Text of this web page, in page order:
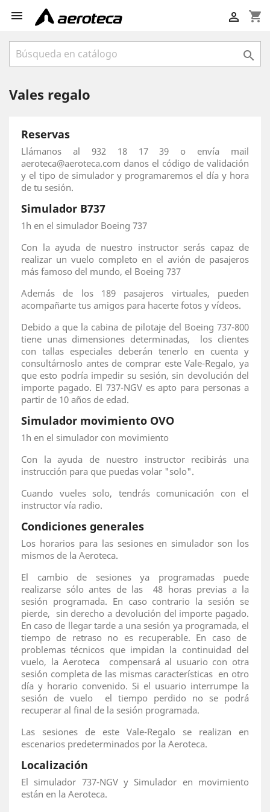
 shopping_cart


Vales regalo
Reservas
Llámanos al 932 18 17 39 o envía mail
aeroteca@aeroteca.com danos el código de validación
y el tipo de simulador y programaremos el día y hora
de tu sesión.
Simulador B737
1h en el simulador Boeing 737
Con la ayuda de nuestro instructor serás capaz de
realizar un vuelo completo en el avión de pasajeros
más famoso del mundo, el Boeing 737
Además de los 189 pasajeros virtuales, pueden
acompañarte tus amigos para hacerte fotos y vídeos.
Debido a que la cabina de pilotaje del Boeing 737-800
tiene unas dimensiones determinadas, los clientes
con tallas especiales deberán tenerlo en cuenta y
consultárnoslo antes de comprar este Vale-Regalo, ya
que esto podría impedir su sesión, sin devolución del
importe pagado. El 737-NGV es apto para personas a
partir de 10 años de edad.
Simulador movimiento OVO
1h en el simulador con movimiento
Con la ayuda de nuestro instructor recibirás una
instrucción para que puedas volar "solo".
Cuando vueles solo, tendrás comunicación con el
instructor vía radio.
Condiciones generales
Los horarios para las sesiones en simulador son los
mismos de la Aeroteca.
El cambio de sesiones ya programadas puede
realizarse sólo antes de las 48 horas previas a la
sesión programada. En caso contrario la sesión se
pierde, sin derecho a devolución del importe pagado.
En caso de llegar tarde a una sesión ya programada, el
tiempo de retraso no es recuperable. En caso de
problemas técnicos que impidan la continuidad del
vuelo, la Aeroteca compensará al usuario con otra
sesión completa de las mismas características en otro
día y horario convenido. Si el usuario interrumpe la
sesión de vuelo el tiempo perdido no se podrá
recuperar al final de la sesión programada.
Las sesiones de este Vale-Regalo se realizan en
escenarios predeterminados por la Aeroteca.
Localización
El simulador 737-NGV y Simulador en movimiento
están en la Aeroteca.